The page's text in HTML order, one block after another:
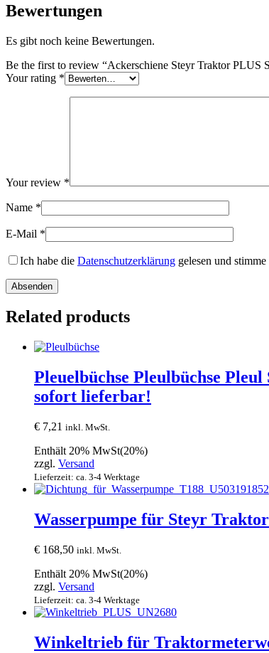
Bewertungen
Es gibt noch keine Bewertungen.
Be the first to review “Ackerschiene Steyr Traktor PLUS
Your rating *
Your review *
Name *
E-Mail *
Ich habe die Datenschutzerklärung gelesen und
Related products
Pleuelbüchse Pleulbüchse
sofort lieferbar!
€ 7,21 inkl. MwSt.
Enthält 20% MwSt(20%)
zzgl. Versand
Lieferzeit: ca. 3-4 Werktage
Wasserpumpe für Steyr
€ 168,50 inkl. MwSt.
Enthält 20% MwSt(20%)
zzgl. Versand
Lieferzeit: ca. 3-4 Werktage
Winkeltrieb für